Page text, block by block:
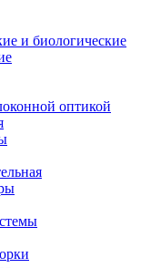
и биологические
оптикой